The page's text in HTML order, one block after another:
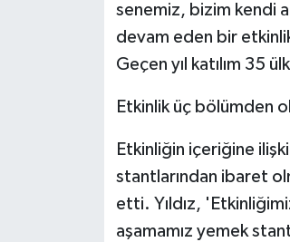
senemiz, bizim kendi
devam eden bir
Geçen yıl katılım 35
Etkinlik üç bölümden
Etkinliğin içeriğine
stantlarından ibaret
etti. Yıldız,
aşamamız yemek